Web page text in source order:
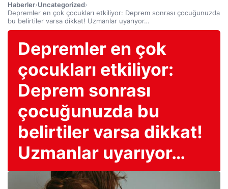
Haberler›Uncategorized›
Depremler en çok çocukları etkiliyor: Deprem sonrası çocuğunuzda
bu belirtiler varsa dikkat! Uzmanlar uyarıyor…
Depremler en çok
çocukları etkiliyor:
Deprem sonrası
çocuğunuzda bu
belirtiler varsa dikkat!
Uzmanlar uyarıyor…